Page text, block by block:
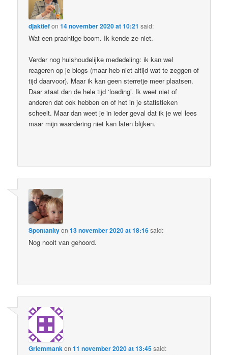
djaktiefon14 november 2020 at 10:21 said:
Wat een prachtige boom. Ik kende ze niet.
Verder nog huishoudelijke mededeling: ik kan wel
reageren op je blogs (maar heb niet altijd wat te zeggen of
tijd daarvoor). Maar ik kan geen sterretje meer plaatsen.
Daar staat dan de hele tijd ‘loading’. Ik weet niet of
anderen dat ook hebben en of het in je statistieken
scheelt. Maar dan weet je in ieder geval dat ik je wel lees
maar mijn waardering niet kan laten blijken.
Spontanityon13 november 2020 at 18:16said:
Nog nooit van gehoord.
Griemmankon11 november 2020 at 13:45said: